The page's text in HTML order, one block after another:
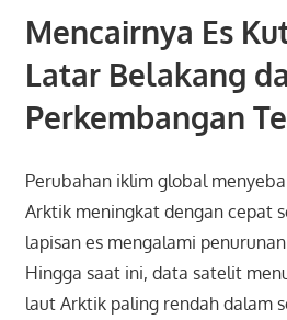
Mencairnya Es
Latar Belakang
Perkembangan
Perubahan iklim global
Arktik meningkat dengan cepat
lapisan es mengalami
Hingga saat ini, data satelit
laut Arktik paling rendah dalam